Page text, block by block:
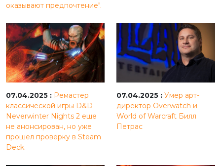
оказывают предпочтение".
07.04.2025 : Ремастер
классической игры D&D
Neverwinter Nights 2 еще
не анонсирован, но уже
прошел проверку в Steam
Deck.
07.04.2025 : Умер арт-
директор Overwatch и
World of Warcraft Билл
Петрас